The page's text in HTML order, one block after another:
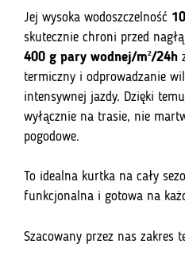
Jej wysoka wodoszczelność
skutecznie chroni przed
400 g pary wodnej/m²/24h
termiczny i odprowadzanie
intensywnej jazdy. Dzięki
wyłącznie na trasie, nie
pogodowe.
To idealna kurtka na cały
funkcjonalna i gotowa na
Szacowany przez nas zakres